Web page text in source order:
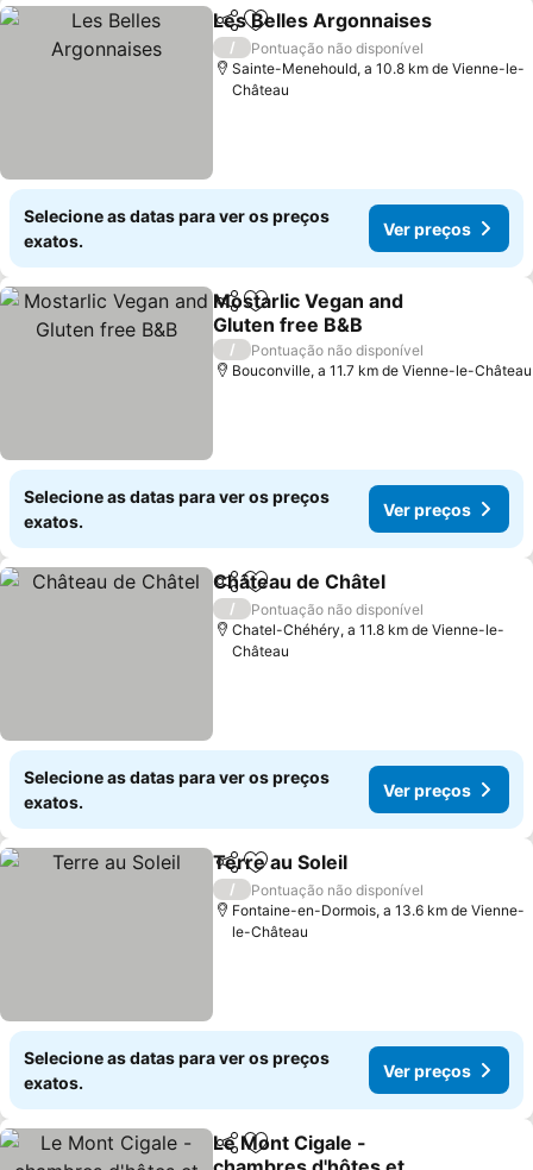
PartilharAdicionar aos favoritos
Les Belles Argonnaises
/
Pontuação não disponível
Sainte-Menehould, a 10.8 km de Vienne-le-
Château
Selecione as datas para ver os preços
exatos.
Ver preços
PartilharAdicionar aos favoritos
Mostarlic Vegan and
Gluten free B&B
/
Pontuação não disponível
Bouconville, a 11.7 km de Vienne-le-Château
Selecione as datas para ver os preços
exatos.
Ver preços
PartilharAdicionar aos favoritos
Château de Châtel
/
Pontuação não disponível
Chatel-Chéhéry, a 11.8 km de Vienne-le-
Château
Selecione as datas para ver os preços
exatos.
Ver preços
PartilharAdicionar aos favoritos
Terre au Soleil
/
Pontuação não disponível
Fontaine-en-Dormois, a 13.6 km de Vienne-
le-Château
Selecione as datas para ver os preços
exatos.
Ver preços
PartilharAdicionar aos favoritos
Le Mont Cigale -